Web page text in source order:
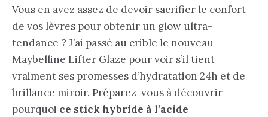
Vous en avez assez de devoir sacrifier le confort
de vos lèvres pour obtenir un glow ultra-
tendance ? J’ai passé au crible le nouveau
Maybelline Lifter Glaze pour voir s’il tient
vraiment ses promesses d’hydratation 24h et de
brillance miroir. Préparez-vous à découvrir
pourquoi ce stick hybride à l’acide